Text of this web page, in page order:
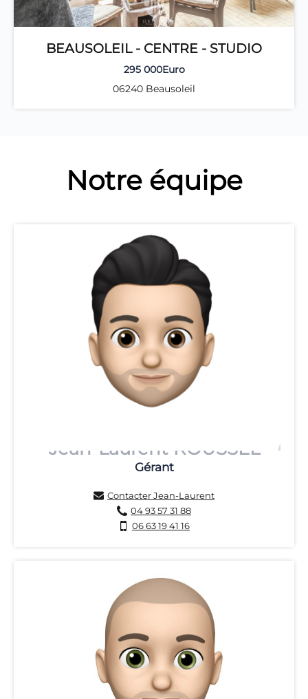
BEAUSOLEIL - CENTRE - STUDIO
295 000Euro
06240 Beausoleil
Notre équipe
Jean-Laurent ROUSSEL
Gérant
Contacter Jean-Laurent
04 93 57 31 88
06 63 19 41 16